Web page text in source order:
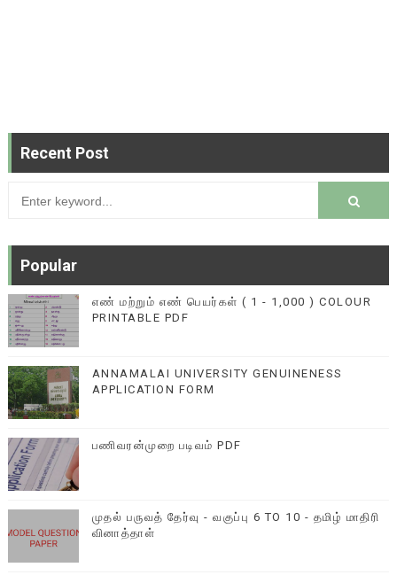
Recent Post
Popular
எண் மற்றும் எண் பெயர்கள் ( 1 - 1,000 ) COLOUR
PRINTABLE PDF
ANNAMALAI UNIVERSITY GENUINENESS
APPLICATION FORM
பணிவரன்முறை படிவம் PDF
முதல் பருவத் தேர்வு - வகுப்பு 6 TO 10 - தமிழ் மாதிரி
வினாத்தாள்